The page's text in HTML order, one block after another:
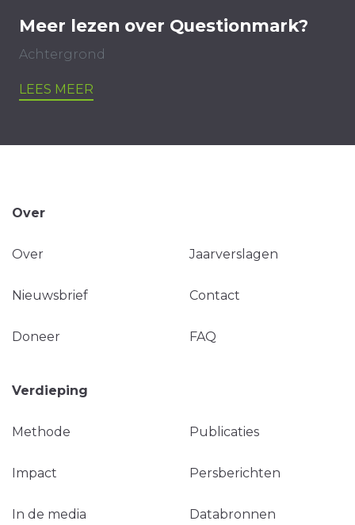
Meer lezen over Questionmark?
Achtergrond
LEES MEER
Over
Over Jaarverslagen
Nieuwsbrief Contact
Doneer FAQ
Verdieping
Methode Publicaties
Impact Persberichten
In de media Databronnen